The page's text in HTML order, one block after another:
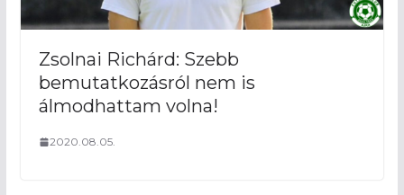
Zsolnai Richárd: Szebb
bemutatkozásról nem is
álmodhattam volna!
2020.08.05.